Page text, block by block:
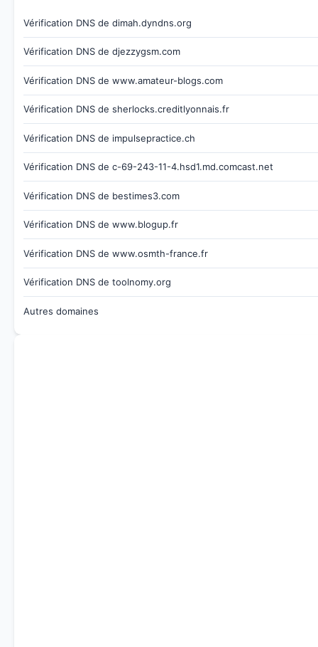
Vérification DNS de dimah.dyndns.org
Vérification DNS de djezzygsm.com
Vérification DNS de www.amateur-blogs.com
Vérification DNS de sherlocks.creditlyonnais.fr
Vérification DNS de impulsepractice.ch
Vérification DNS de c-69-243-11-4.hsd1.md.comcast.net
Vérification DNS de bestimes3.com
Vérification DNS de www.blogup.fr
Vérification DNS de www.osmth-france.fr
Vérification DNS de toolnomy.org
Autres domaines